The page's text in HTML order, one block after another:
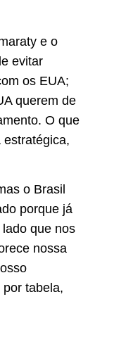
e o
evitar
os EUA;
querem de
O que
o Brasil
porque já
lado que nos
nossa
tabela,